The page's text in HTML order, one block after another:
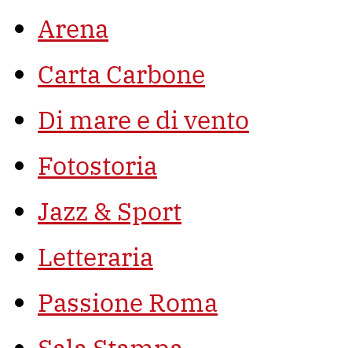
Arena
Carta Carbone
Di mare e di vento
Fotostoria
Jazz & Sport
Letteraria
Passione Roma